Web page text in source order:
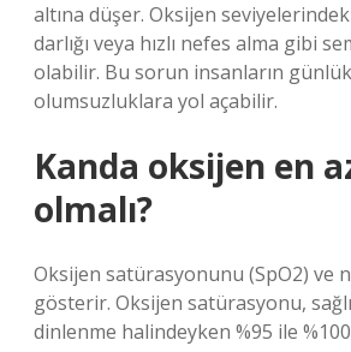
altına düşer. Oksijen
darlığı veya hızlı nefes alma gibi
olabilir. Bu sorun insanların
olumsuzluklara yol açabilir.
Kanda oksijen en
olmalı?
Oksijen satürasyonunu (SpO2) ve
gösterir. Oksijen satürasyonu,
dinlenme halindeyken %95 ile